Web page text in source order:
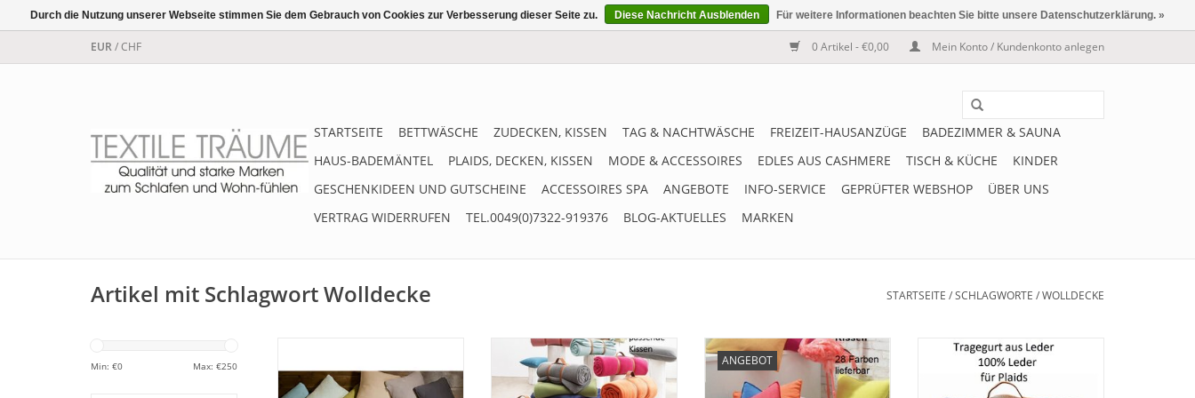
EUR/CHF 0 Artikel - €0,00 Mein Konto / Kundenkonto anlegen
STARTSEITE BETTWÄSCHE ZUDECKEN, KISSEN TAG & NACHTWÄSCHE FREIZEIT-HAUSANZÜGE
BADEZIMMER & SAUNA
HAUS-BADEMÄNTEL
PLAIDS, DECKEN, KISSEN MODE & ACCESSOIRES EDLES AUS CASHMERE TISCH & KÜCHE
KINDER
GESCHENKIDEEN UND GUTSCHEINE
ACCESSOIRES SPA ANGEBOTE INFO-SERVICE GEPRÜFTER WEBSHOP
ÜBER UNS
VERTRAG WIDERRUFEN
TEL.0049(0)7322-919376 BLOG-AKTUELLES MARKEN
Artikel mit Schlagwort Wolldecke STARTSEITE /SCHLAGWORTE /WOLLDECKE
Min: €0 Max: €250
30x50 cm oder 40x40 cm
Hochwertige Fleece Decke und
Plaid in 2 Größen lieferbar, aus
superweichem Fleece
ANGEBOT
Weiche und kuschelige
Kissenbezüge aus waschbarem
Fleece, passend zur Decke/Plaid
POLO - Ledertragegurt für
Wolldecken und Plaids aus 100%
Leder Farbe braun. Eine schöne
Durch die Nutzung unserer Webseite stimmen Sie dem Gebrauch von Cookies zur Verbesserung dieser Seite zu. Diese Nachricht Ausblenden Für weitere Informationen beachten Sie bitte unsere Datenschutzerklärung. »